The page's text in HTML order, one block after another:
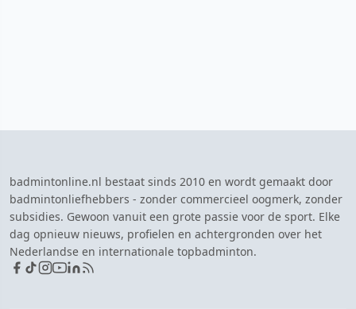
badmintonline.nl bestaat sinds 2010 en wordt gemaakt door
badmintonliefhebbers - zonder commercieel oogmerk, zonder
subsidies. Gewoon vanuit een grote passie voor de sport. Elke
dag opnieuw nieuws, profielen en achtergronden over het
Nederlandse en internationale topbadminton.